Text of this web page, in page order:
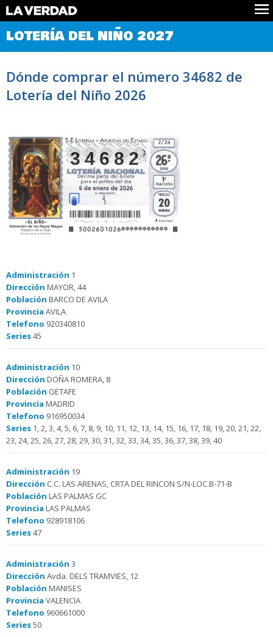
Comprobar Loteria del Niño
Premios
Noticias
Datos
LOTERÍA DEL NIÑO 2027
Dónde comprar el número 34682 de
Lotería del Niño 2026
34682
Administración 1
Dirección MAYOR, 44
Población BARCO DE AVILA
Provincia AVILA
Telefono 920340810
Series45
Administración 10
Dirección DOÑA ROMERA, 8
Población GETAFE
Provincia MADRID
Telefono 916950034
Series 1, 2, 3, 4, 5, 6, 7, 8, 9, 10, 11, 12, 13, 14, 15, 16, 17, 18, 19, 20, 21, 22,
23, 24, 25, 26, 27, 28, 29, 30, 31, 32, 33, 34, 35, 36, 37, 38, 39, 40
Administración 19
Dirección C.C. LAS ARENAS, CRTA DEL RINCON S/N-LOC.B-71-B
Población LAS PALMAS GC
Provincia LAS PALMAS
Telefono 928918106
Series47
Administración 3
Dirección Avda. DELS TRAMVIES, 12
Población MANISES
Provincia VALENCIA
Telefono 960661000
Series50